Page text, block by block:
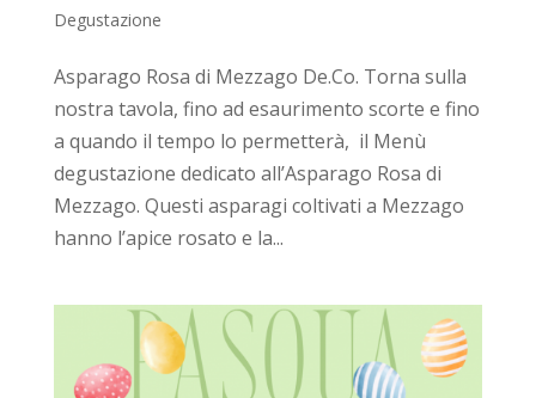
Degustazione
Asparago Rosa di Mezzago De.Co. Torna sulla
nostra tavola, fino ad esaurimento scorte e fino
a quando il tempo lo permetterà, il Menù
degustazione dedicato all’Asparago Rosa di
Mezzago. Questi asparagi coltivati a Mezzago
hanno l’apice rosato e la...